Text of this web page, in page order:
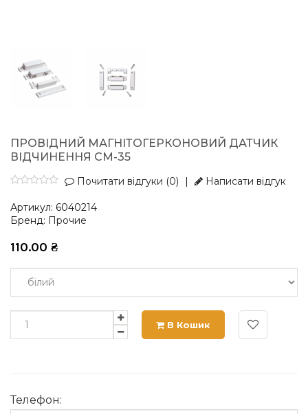
ПРОВІДНИЙ МАГНІТОГЕРКОНОВИЙ ДАТЧИК
ВІДЧИНЕННЯ СМ-35
Почитати відгуки (0) Написати відгук
Артикул: 6040214
Бренд: Прочие
110.00 ₴
В Кошик
Телефон: